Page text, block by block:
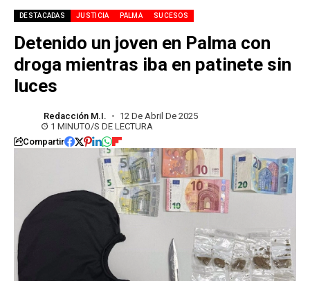
DESTACADAS JUSTICIA PALMA SUCESOS
Detenido un joven en Palma con
droga mientras iba en patinete sin
luces
Redacción M.I.
12 De Abril De 2025
1 MINUTO/S DE LECTURA
Compartir